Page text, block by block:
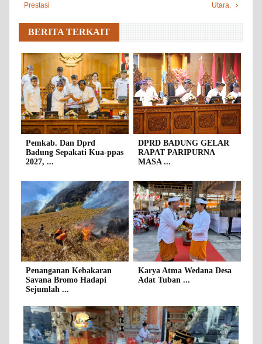
Prestasi Utara.
BERITA TERKAIT
Pemkab. Dan Dprd
Badung Sepakati Kua-ppas
2027, ...
DPRD BADUNG GELAR
RAPAT PARIPURNA
MASA ...
Penanganan Kebakaran
Savana Bromo Hadapi
Sejumlah ...
Karya Atma Wedana Desa
Adat Tuban ...